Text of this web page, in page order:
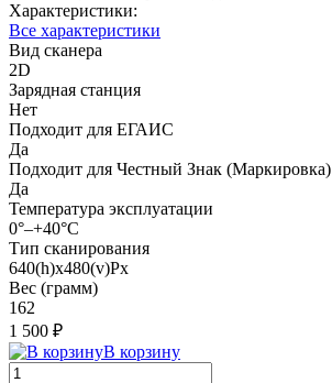
Характеристики:
Все характеристики
Вид сканера
2D
Зарядная станция
Нет
Подходит для ЕГАИС
Да
Подходит для Честный Знак (Маркировка)
Да
Температура эксплуатации
0°–+40°C
Тип сканирования
640(h)х480(v)Px
Вес (грамм)
162
1 500 ₽
В корзину